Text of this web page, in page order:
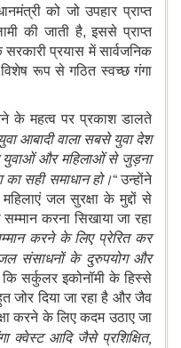
को जो उपहार प्राप्त
की जाती है,इससे प्राप्त
प्रयास में सार्वजनिक
रूप से गठित स्वच्छ गंगा
के महत्व पर प्रकाश डालते
आबादी वाला सबसे युवा देश
और महिलाओं से जुड़ना
सही समाधान हो।“उन्होंने
जल सुरक्षा के मुद्दों से
करना सिखाया जा रहा
करने के लिए प्रेरित कर
संसाधनों के दुरुपयोग और
सर्कुलर इकोनॉमी के हिस्से
जोर दिया जा रहा है और जैव
करने के लिए कदम उठाए जा
क्वेस्ट आदि जैसे प्रशिक्षित,